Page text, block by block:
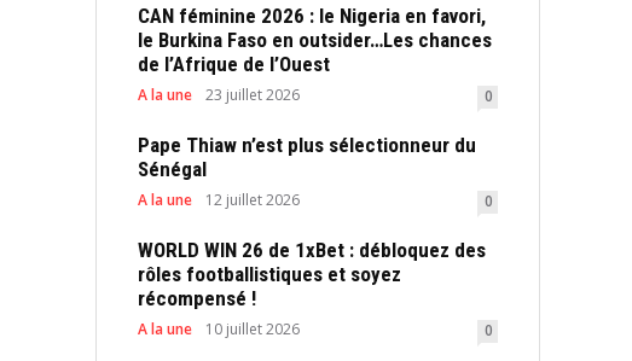
CAN féminine 2026 : le Nigeria en favori,
le Burkina Faso en outsider…Les chances
de l’Afrique de l’Ouest
A la une 23 juillet 2026 0
Pape Thiaw n’est plus sélectionneur du
Sénégal
A la une 12 juillet 2026 0
WORLD WIN 26 de 1xBet : débloquez des
rôles footballistiques et soyez
récompensé !
A la une 10 juillet 2026 0